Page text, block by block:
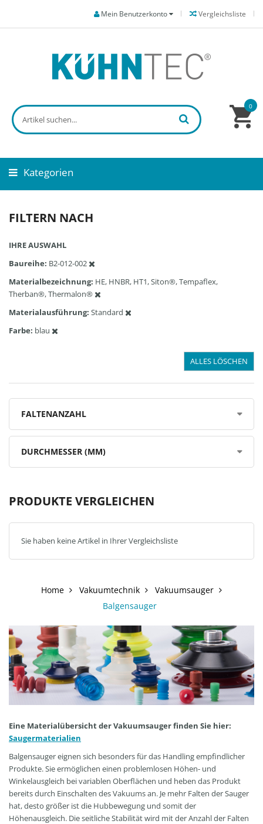
Vergleichsliste
Mein Benutzerkonto
0
Kategorien
FILTERN NACH
IHRE AUSWAHL
Baureihe B2-012-002
Materialbezeichnung HE, HNBR, HT1, Siton®, Tempaflex,
Therban®, Thermalon®
Materialausführung Standard
Farbe blau
ALLES LÖSCHEN
FALTENANZAHL
DURCHMESSER (MM)
PRODUKTE VERGLEICHEN
Sie haben keine Artikel in Ihrer Vergleichsliste
Home Vakuumtechnik
Vakuumsauger
Balgensauger
Eine Materialübersicht der Vakuumsauger finden Sie hier:
Saugermaterialien
Balgensauger eignen sich besonders für das Handling empfindlicher
Produkte. Sie ermöglichen einen problemlosen Höhen- und
Winkelausgleich bei variablen Oberflächen und heben das Produkt
bereits durch Einschalten des Vakuums an. Je mehr Falten der Sauger
hat, desto größer ist die Hubbewegung und somit der
Höhenausgleich. Die seitliche Stabilität wird mit der Anzahl der Falten